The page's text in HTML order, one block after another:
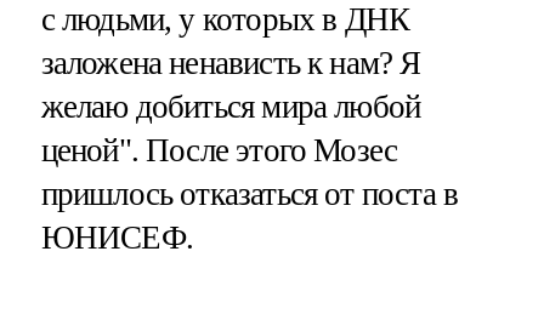
с людьми, у которых в ДНК
заложена ненависть к нам? Я
желаю добиться мира любой
ценой". После этого Мозес
пришлось отказаться от поста в
ЮНИСЕФ.